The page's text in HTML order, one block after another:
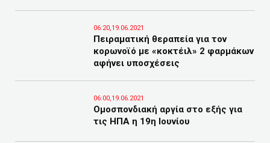
06:20,19.06.2021
Πειραματική θεραπεία για τον
κορωνοϊό με «κοκτέιλ» 2 φαρμάκων
αφήνει υποσχέσεις
06:00,19.06.2021
Ομοσπονδιακή αργία στο εξής για
τις ΗΠΑ η 19η Ιουνίου